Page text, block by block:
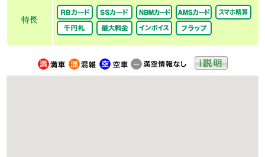
特長